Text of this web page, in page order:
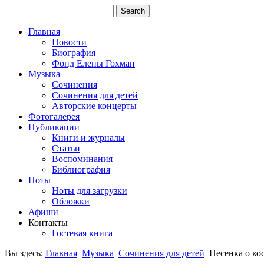
Главная
Новости
Биография
Фонд Елены Гохман
Музыка
Сочинения
Сочинения для детей
Авторские концерты
Фотогалерея
Публикации
Книги и журналы
Статьи
Воспоминания
Библиография
Ноты
Ноты для загрузки
Обложки
Афиши
Контакты
Гостевая книга
Вы здесь: Главная Музыка Сочинения для детей Песенка о